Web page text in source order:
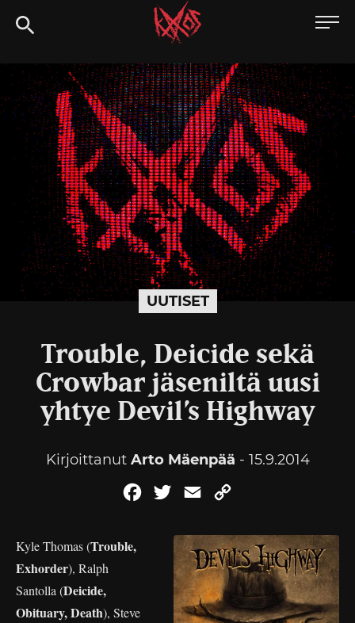
Siirry
suoraan
Kaaoszine
UUTISET
Trouble, Deicide sekä
Crowbar jäseniltä uusi
yhtye Devil’s Highway
Kirjoittanut Arto Mäenpää - 15.9.2014
FacebookTwitterEmail
Kyle Thomas (Trouble,
Exhorder), Ralph
Santolla (Deicide,
Obituary, Death), Steve